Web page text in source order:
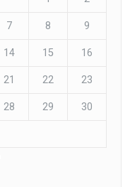
7 8 9
14 15 16
21 22 23
28 29 30